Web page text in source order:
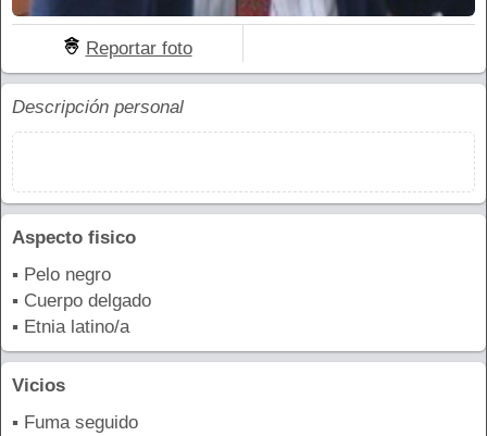
Reportar foto
Descripción personal
Aspecto fisico
▪ Pelo negro
▪ Cuerpo delgado
▪ Etnia latino/a
Vicios
▪ Fuma seguido